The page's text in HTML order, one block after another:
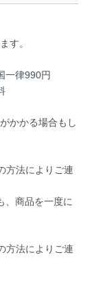
す。
一律990円
かかる場合もし
方法によりご連
、商品を一度に
方法によりご連